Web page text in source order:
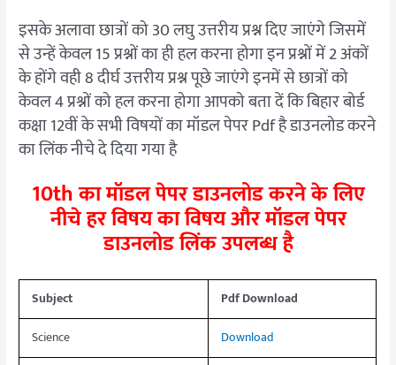
इसके अलावा छात्रों को 30 लघु उत्तरीय प्रश्न दिए जाएंगे जिसमें
से उन्हें केवल 15 प्रश्नों का ही हल करना होगा इन प्रश्नों में 2 अंकों
के होंगे वही 8 दीर्घ उत्तरीय प्रश्न पूछे जाएंगे इनमें से छात्रों को
केवल 4 प्रश्नों को हल करना होगा आपको बता दें कि बिहार बोर्ड
कक्षा 12वीं के सभी विषयों का मॉडल पेपर Pdf है डाउनलोड करने
का लिंक नीचे दे दिया गया है
10th का मॉडल पेपर डाउनलोड करने के लिए
नीचे हर विषय का विषय और मॉडल पेपर
डाउनलोड लिंक उपलब्ध है
Subject
Pdf Download
Science
Download